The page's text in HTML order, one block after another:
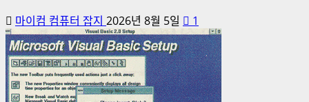
마이컴 컴퓨터 잡지 2026년 8월 5일 1